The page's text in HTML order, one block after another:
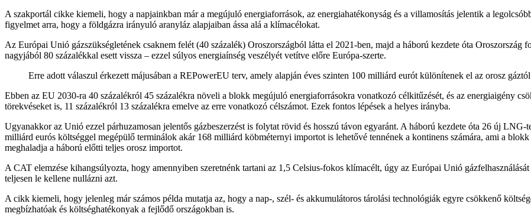
A szakportál cikke kiemeli, hogy a napjainkban már a megújuló energiaforrások, az energiahatékonyság és a villamosítás jelentik a
figyelmet arra, hogy a földgázra irányuló aranyláz alapjaiban ássa alá a klímacélokat.
Az Európai Unió gázszükségletének csaknem felét (40 százalék) Oroszországból látta el 2021-ben, majd a háború kezdete óta Oroszország
nagyjából 80 százalékkal esett vissza – ezzel súlyos energiaínség veszélyét vetítve előre Európa-szerte.
Erre adott válaszul érkezett májusában a REPowerEU terv, amely alapján éves szinten 100 milliárd eurót különítenek el az orosz
Ebben az EU 2030-ra 40 százalékról 45 százalékra növeli a blokk megújuló energiaforrásokra vonatkozó célkitűzését, és az energiaigény
törekvéseket is, 11 százalékról 13 százalékra emelve az erre vonatkozó célszámot. Ezek fontos lépések a helyes irányba.
Ugyanakkor az Unió ezzel párhuzamosan jelentős gázbeszerzést is folytat rövid és hosszú távon egyaránt. A háború kezdete óta 26 új
milliárd eurós költséggel megépülő terminálok akár 168 milliárd köbméternyi importot is lehetővé tennének a kontinens számára, ami a
meghaladja a háború előtti teljes orosz importot.
A CAT elemzése kihangsúlyozta, hogy amennyiben szeretnénk tartani az 1,5 Celsius-fokos klímacélt, úgy az Európai Unió
teljesen le kellene nullázni azt.
A cikk kiemeli, hogy jelenleg már számos példa mutatja az, hogy a nap-, szél- és akkumulátoros tárolási technológiák egyre csökkenő
megbízhatóak és költséghatékonyak a fejlődő országokban is.